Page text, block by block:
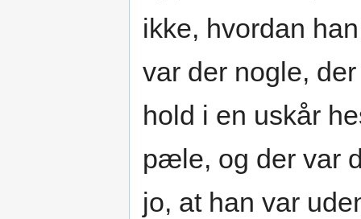
ikke, hvordan
var der nogle,
hold i en uskår
pæle, og der var
jo, at han var